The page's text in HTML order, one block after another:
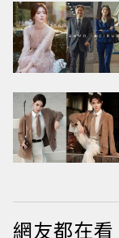
網友都在看